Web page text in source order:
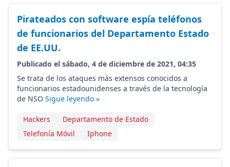
Pirateados con software espía teléfonos
de funcionarios del Departamento Estado
de EE.UU.
Publicado el sábado, 4 de diciembre de 2021, 04:35
Se trata de los ataques más extensos conocidos a
funcionarios estadounidenses a través de la tecnología
de NSO Sigue leyendo »
Hackers
Departamento de Estado
Telefonía Móvil
Iphone